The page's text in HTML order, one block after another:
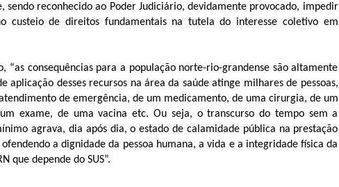
sendo reconhecido ao Poder Judiciário, devidamente provocado, impedir
custeio de direitos fundamentais na tutela do interesse coletivo em
“as consequências para a população norte-rio-grandense são altamente
aplicação desses recursos na área da saúde atinge milhares de pessoas,
de emergência, de um medicamento, de uma cirurgia, de um
exame, de uma vacina etc. Ou seja, o transcurso do tempo sem a
agrava, dia após dia, o estado de calamidade pública na prestação
a dignidade da pessoa humana, a vida e a integridade física da
que depende do SUS”.